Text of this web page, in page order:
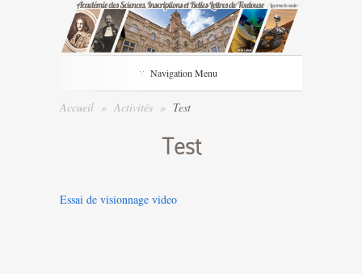
Navigation Menu
Accueil » Activités » Test
Test
Essai de visionnage video